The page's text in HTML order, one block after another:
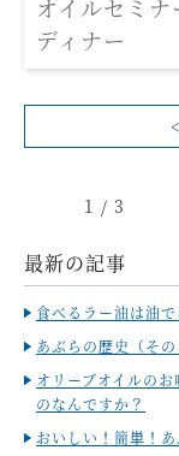
オイルセミ
ディナー
1 / 3
最新の記事
食べるラー油は油
あぶらの歴史（そ
オリーブオイルの
のなんですか？
おいしい！簡単！